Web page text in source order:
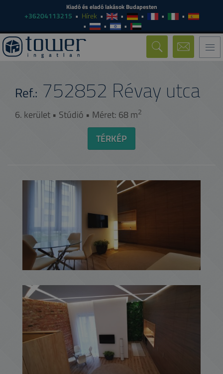
Kiadó és eladó lakások Budapesten
+36204113215 Hírek
Révay utca
Ref.: 752852
6. kerület • Stúdió • Méret: 68 m2
TÉRKÉP